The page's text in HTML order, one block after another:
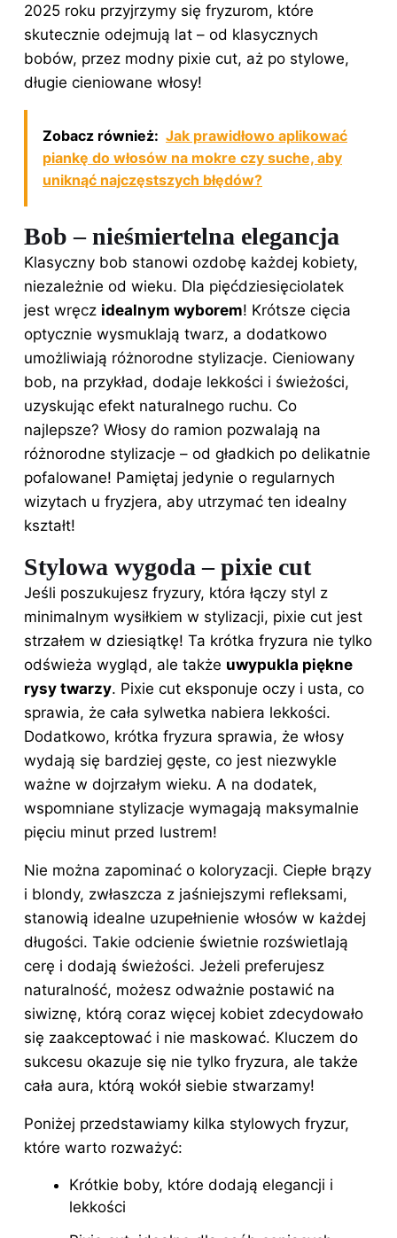
2025 roku przyjrzymy się fryzurom, które
skutecznie odejmują lat – od klasycznych
bobów, przez modny pixie cut, aż po stylowe,
długie cieniowane włosy!
Zobacz również: Jak prawidłowo aplikować
piankę do włosów na mokre czy suche, aby
uniknąć najczęstszych błędów?
Bob – nieśmiertelna elegancja
Klasyczny bob stanowi ozdobę każdej kobiety,
niezależnie od wieku. Dla pięćdziesięciolatek
jest wręcz idealnym wyborem! Krótsze cięcia
optycznie wysmuklają twarz, a dodatkowo
umożliwiają różnorodne stylizacje. Cieniowany
bob, na przykład, dodaje lekkości i świeżości,
uzyskując efekt naturalnego ruchu. Co
najlepsze? Włosy do ramion pozwalają na
różnorodne stylizacje – od gładkich po delikatnie
pofalowane! Pamiętaj jedynie o regularnych
wizytach u fryzjera, aby utrzymać ten idealny
kształt!
Stylowa wygoda – pixie cut
Jeśli poszukujesz fryzury, która łączy styl z
minimalnym wysiłkiem w stylizacji, pixie cut jest
strzałem w dziesiątkę! Ta krótka fryzura nie tylko
odświeża wygląd, ale także uwypukla piękne
rysy twarzy. Pixie cut eksponuje oczy i usta, co
sprawia, że cała sylwetka nabiera lekkości.
Dodatkowo, krótka fryzura sprawia, że włosy
wydają się bardziej gęste, co jest niezwykle
ważne w dojrzałym wieku. A na dodatek,
wspomniane stylizacje wymagają maksymalnie
pięciu minut przed lustrem!
Nie można zapominać o koloryzacji. Ciepłe brązy
i blondy, zwłaszcza z jaśniejszymi refleksami,
stanowią idealne uzupełnienie włosów w każdej
długości. Takie odcienie świetnie rozświetlają
cerę i dodają świeżości. Jeżeli preferujesz
naturalność, możesz odważnie postawić na
siwiznę, którą coraz więcej kobiet zdecydowało
się zaakceptować i nie maskować. Kluczem do
sukcesu okazuje się nie tylko fryzura, ale także
cała aura, którą wokół siebie stwarzamy!
Poniżej przedstawiamy kilka stylowych fryzur,
które warto rozważyć:
Krótkie boby, które dodają elegancji i
lekkości